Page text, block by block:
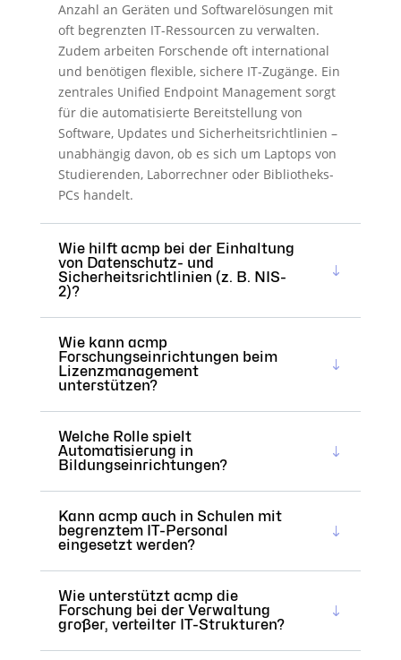
Anzahl an Geräten und Softwarelösungen mit
oft begrenzten IT-Ressourcen zu verwalten.
Zudem arbeiten Forschende oft international
und benötigen flexible, sichere IT-Zugänge. Ein
zentrales Unified Endpoint Management sorgt
für die automatisierte Bereitstellung von
Software, Updates und Sicherheitsrichtlinien –
unabhängig davon, ob es sich um Laptops von
Studierenden, Laborrechner oder Bibliotheks-
PCs handelt.
Wie hilft acmp bei der Einhaltung
von Datenschutz- und
Sicherheitsrichtlinien (z. B. NIS-
2)?
Wie kann acmp
Forschungseinrichtungen beim
Lizenzmanagement
unterstützen?
Welche Rolle spielt
Automatisierung in
Bildungseinrichtungen?
Kann acmp auch in Schulen mit
begrenztem IT-Personal
eingesetzt werden?
Wie unterstützt acmp die
Forschung bei der Verwaltung
großer, verteilter IT-Strukturen?